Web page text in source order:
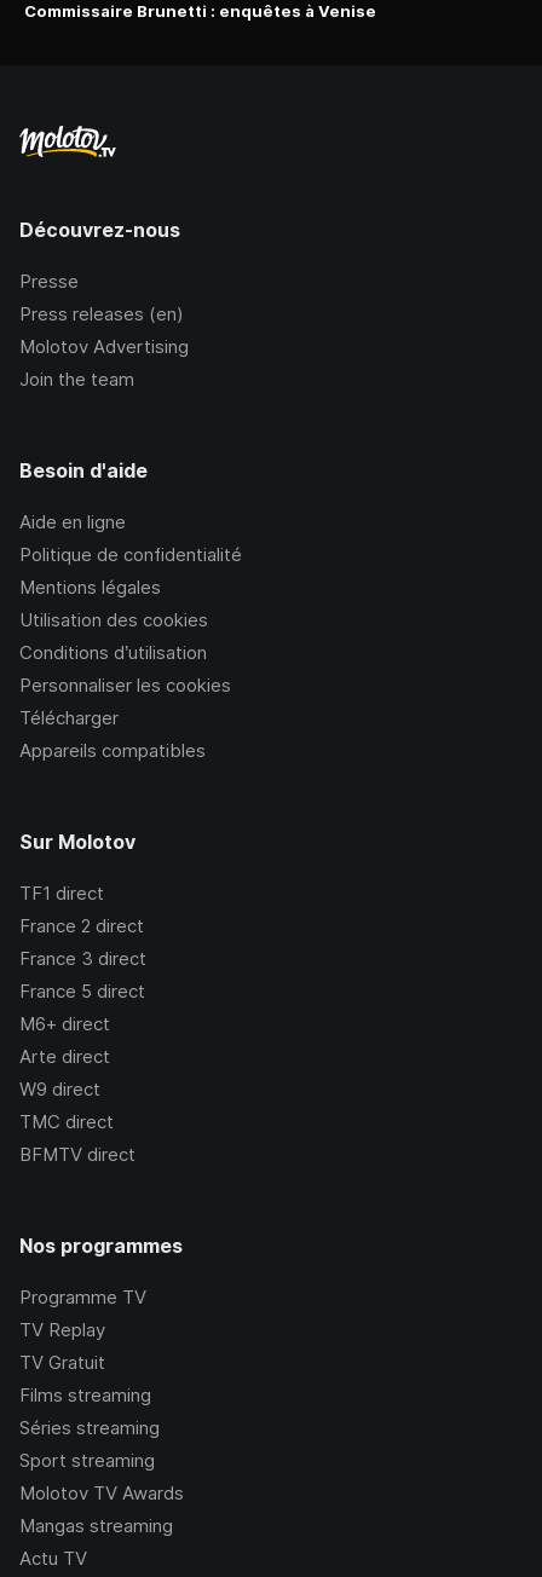
Commissaire Brunetti : enquêtes à Venise
Découvrez-nous
Presse
Press releases (en)
Molotov Advertising
Join the team
Besoin d'aide
Aide en ligne
Politique de confidentialité
Mentions légales
Utilisation des cookies
Conditions d’utilisation
Personnaliser les cookies
Télécharger
Appareils compatibles
Sur Molotov
TF1 direct
France 2 direct
France 3 direct
France 5 direct
M6+ direct
Arte direct
W9 direct
TMC direct
BFMTV direct
Nos programmes
Programme TV
TV Replay
TV Gratuit
Films streaming
Séries streaming
Sport streaming
Molotov TV Awards
Mangas streaming
Actu TV